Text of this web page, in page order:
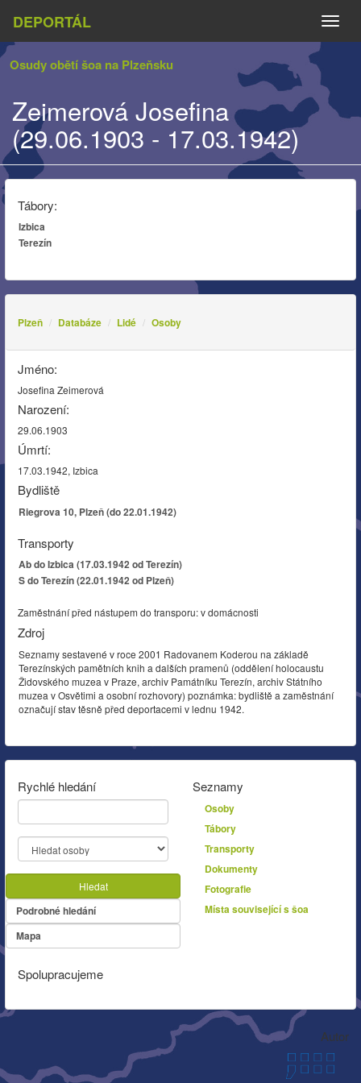
DEPORTÁL
Osudy obětí šoa na Plzeňsku
Zeimerová Josefina
(29.06.1903 - 17.03.1942)
Tábory:
Izbica
Terezín
Plzeň Databáze Lidé Osoby
Jméno:
Josefina Zeimerová
Narození:
29.06.1903
Úmrtí:
17.03.1942, Izbica
Bydliště
Riegrova 10, Plzeň (do 22.01.1942)
Transporty
Ab do Izbica (17.03.1942 od Terezín)
S do Terezín (22.01.1942 od Plzeň)
Zaměstnání před nástupem do transporu: v domácnosti
Zdroj
Seznamy sestavené v roce 2001 Radovanem Koderou na základě
Terezínských pamětních knih a dalších pramenů (oddělení holocaustu
Židovského muzea v Praze, archiv Památníku Terezín, archiv Státního
muzea v Osvětimi a osobní rozhovory) poznámka: bydliště a zaměstnání
označují stav těsně před deportacemi v lednu 1942.
Rychlé hledání
Hledat
Podrobné hledání
Mapa
Seznamy
Osoby
Tábory
Transporty
Dokumenty
Fotografie
Místa související s šoa
Spolupracujeme
Autor